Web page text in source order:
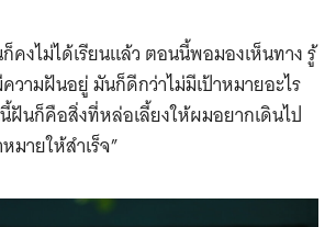
คงไม่ได้เรียนแล้ว ตอนนี้พอมองเห็นทาง รู้
วามฝันอยู่ มันก็ดีกว่าไม่มีเป้าหมายอะไร
ฝันก็คือสิ่งที่หล่อเลี้ยงให้ผมอยากเดินไป
มายให้สำเร็จ”